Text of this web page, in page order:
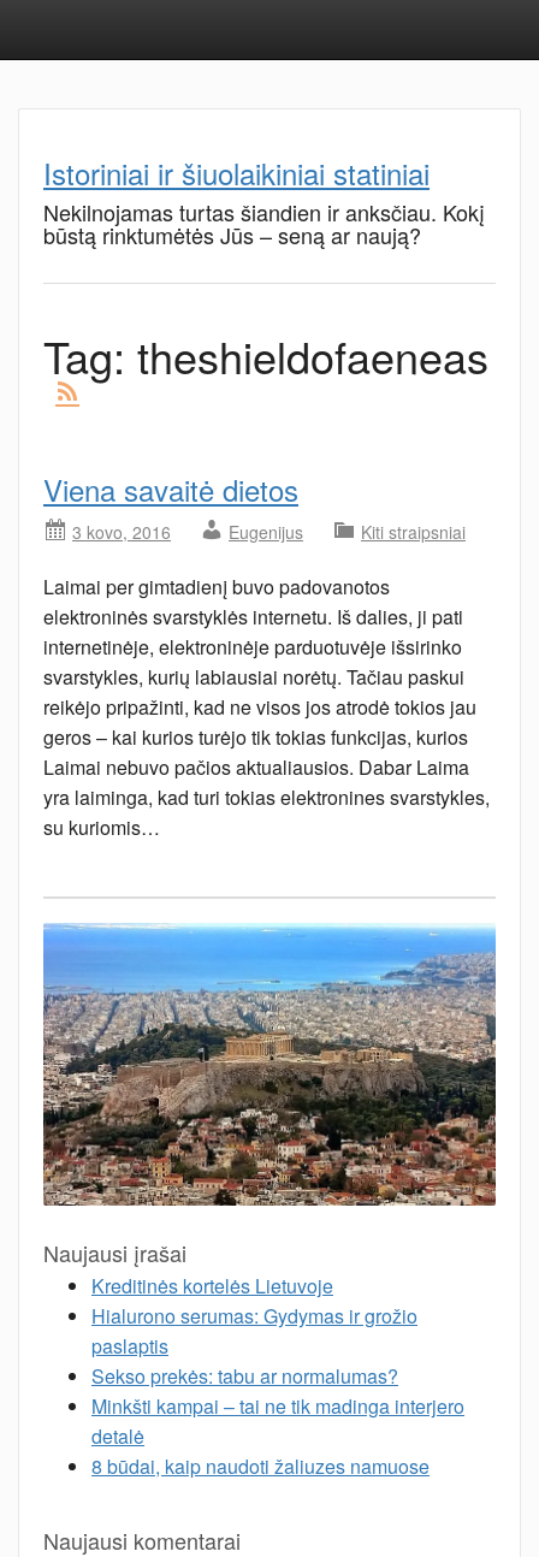
Istoriniai ir šiuolaikiniai statiniai
Nekilnojamas turtas šiandien ir anksčiau. Kokį
būstą rinktumėtės Jūs – seną ar naują?
Tag: theshieldofaeneas
Viena savaitė dietos
3 kovo, 2016 Eugenijus Kiti straipsniai
Laimai per gimtadienį buvo padovanotos
elektroninės svarstyklės internetu. Iš dalies, ji pati
internetinėje, elektroninėje parduotuvėje išsirinko
svarstykles, kurių labiausiai norėtų. Tačiau paskui
reikėjo pripažinti, kad ne visos jos atrodė tokios jau
geros – kai kurios turėjo tik tokias funkcijas, kurios
Laimai nebuvo pačios aktualiausios. Dabar Laima
yra laiminga, kad turi tokias elektronines svarstykles,
su kuriomis…
Naujausi įrašai
Kreditinės kortelės Lietuvoje
Hialurono serumas: Gydymas ir grožio
paslaptis
Sekso prekės: tabu ar normalumas?
Minkšti kampai – tai ne tik madinga interjero
detalė
8 būdai, kaip naudoti žaliuzes namuose
Naujausi komentarai